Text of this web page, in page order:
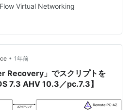
バーレイ・Floating IPの設定 3.
4. フェイルオーバーの実行 1.今回
10.3Prism Central:…
Flow Virtual Networking
• 1年前
Recovery」でスクリプトを
7.3 AHV 10.3／pc.7.3】